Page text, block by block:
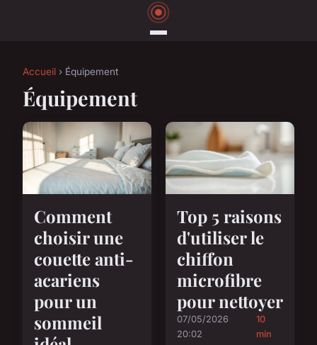
Accueil › Équipement
Équipement
Comment
choisir une
couette anti-
acariens
pour un
sommeil
Top 5 raisons
d'utiliser le
chiffon
microfibre
pour nettoyer
07/05/2026
20:02
10
min